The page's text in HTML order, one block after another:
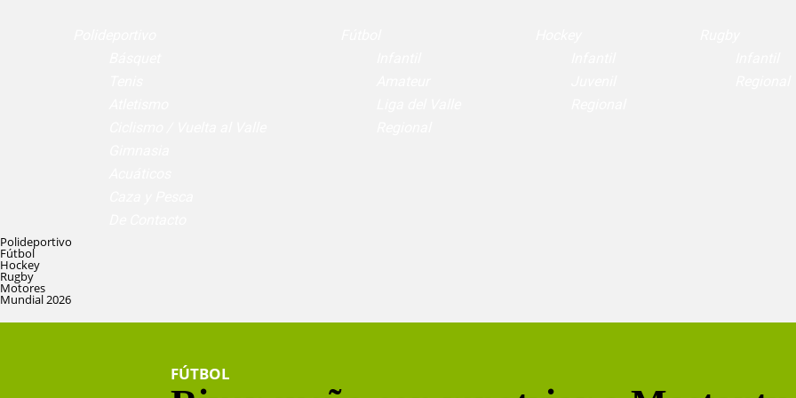
Polideportivo
Fútbol
Hockey
Rugby
Motores
Mundial 2026
FÚTBOL